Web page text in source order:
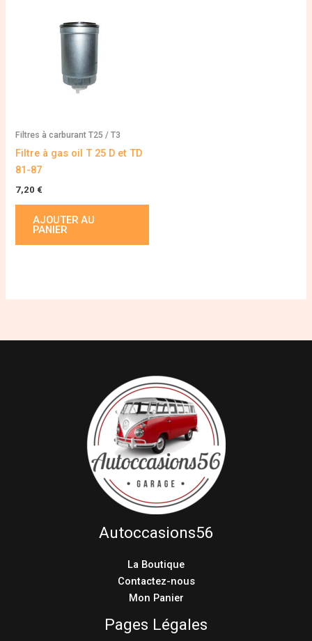
Filtres à carburant T25 / T3
Filtre à gas oil T 25 D et TD
81-87
7,20 €
AJOUTER AU
PANIER
Autoccasions56
La Boutique
Contactez-nous
Mon Panier
Pages Légales